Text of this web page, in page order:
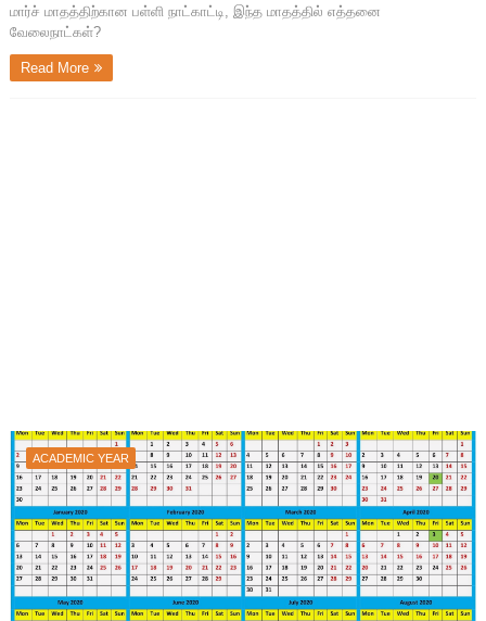
மார்ச் மாதத்திற்கான பள்ளி நாட்காட்டி, இந்த மாதத்தில் எத்தனை
வேலைநாட்கள்?
Read More
ACADEMIC YEAR